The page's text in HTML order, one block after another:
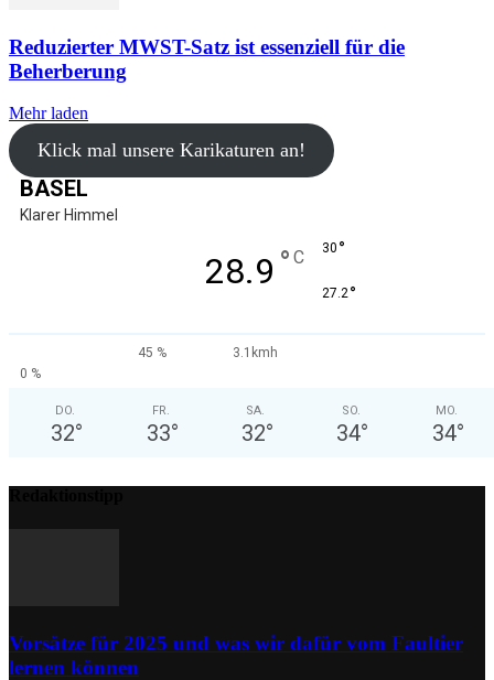
Reduzierter MWST-Satz ist essenziell für die
Beherberung
Mehr laden
Klick mal unsere Karikaturen an!
BASEL
Klarer Himmel
28.9 ° C 30 °
27.2°
45 %
3.1kmh
0 %
DO.
32°
FR.
33°
SA.
32°
SO.
34°
MO.
34°
Vorsätze für 2025 und was wir dafür vom Faultier
lernen können